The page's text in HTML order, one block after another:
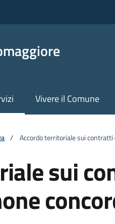
Vivere il Comune
/ Accordo territoriale sui contratti
sui